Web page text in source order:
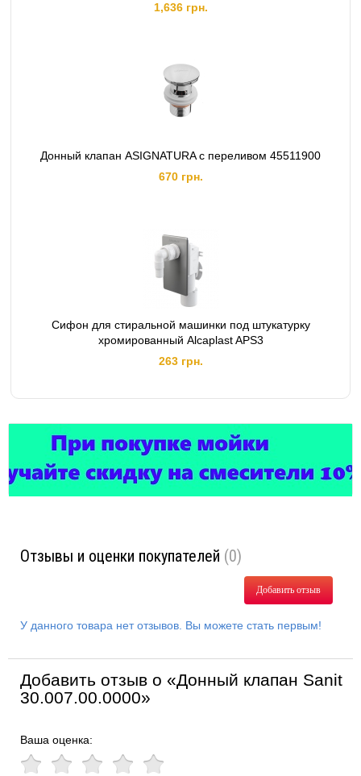
1,636 грн.
Донный клапан ASIGNATURA с переливом 45511900
670 грн.
Сифон для стиральной машинки под штукатурку
хромированный Alcaplast APS3
263 грн.
Отзывы и оценки покупателей (0)
Добавить отзыв
У данного товара нет отзывов. Вы можете стать первым!
Добавить отзыв о «Донный клапан Sanit
30.007.00.0000»
Ваша оценка: